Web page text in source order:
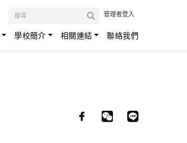
管理者登入
學校簡介 相關連結 聯絡我們